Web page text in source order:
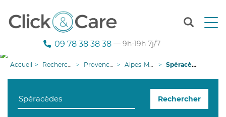
T
n
09 78 38 38 38 — 9h-19h 7j/7
Accueil Recherche aide à domicile Provence-Alpes-Côte d'Azur Alpes-Maritimes Spéracèdes
Rechercher